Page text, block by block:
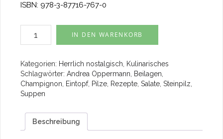
ISBN: 978-3-87716-767-0
Steinpilz
Co.
Menge
IN DEN WARENKORB
Kategorien: Herrlich nostalgisch
Kulinarisches
Schlagwörter: Andrea Oppermann Beilagen
Champignon
Eintopf, Pilze Rezepte Salate Steinpilz
Suppen
Beschreibung